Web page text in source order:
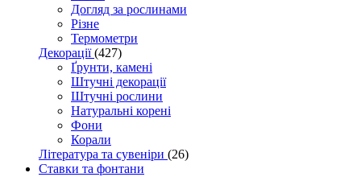
Догляд за рослинами
Різне
Термометри
Декорації(427)
Ґрунти, камені
Штучні декорації
Штучні рослини
Натуральні корені
Фони
Корали
Література та сувеніри (26)
Ставки та фонтани